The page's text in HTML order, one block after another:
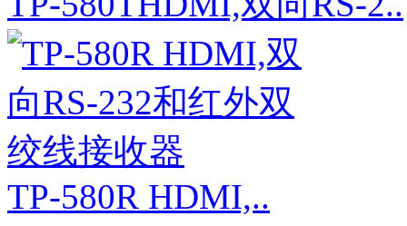
TP-580R HDMI,..